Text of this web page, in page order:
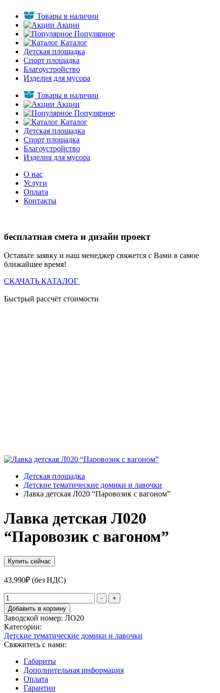
Товары в наличии
Акции
Популярное
Каталог
Детская площадка
Спорт площадка
Благоустройство
Изделия для мусора
Товары в наличии
Акции
Популярное
Каталог
Детская площадка
Спорт площадка
Благоустройство
Изделия для мусора
О нас
Услуги
Оплата
Контакты
бесплатная смета и дизайн проект
Оставьте заявку и наш менеджер свяжется с Вами в самое
ближайшее время!
СКАЧАТЬ КАТАЛОГ
Быстрый рассчёт стоимости
Детская площадка
Детские тематические домики и лавочки
Лавка детская Л020 “Паровозик с вагоном”
Лавка детская Л020
“Паровозик с вагоном”
Купить сейчас
43,990₽ (без НДС)
Количество
товара
Лавка
детская
Л020
“Паровозик
с
вагоном”
-
+
Добавить в корзину
Заводской номер: ЛО20
Категории:
Детские тематические домики и лавочки
Свяжитесь с нами:
Габариты
Дополнительная информация
Оплата
Гарантии